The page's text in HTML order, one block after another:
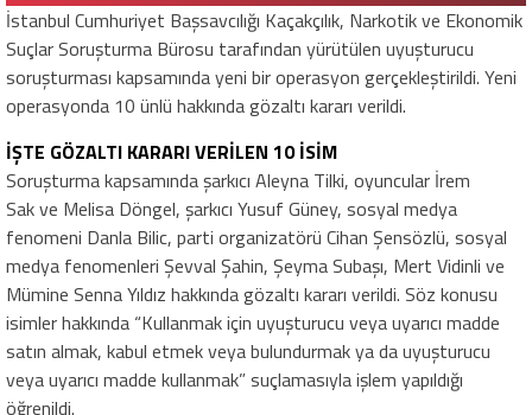
İstanbul Cumhuriyet Başsavcılığı Kaçakçılık, Narkotik ve Ekonomik
Suçlar Soruşturma Bürosu tarafından yürütülen uyuşturucu
soruşturması kapsamında yeni bir operasyon gerçekleştirildi. Yeni
operasyonda 10 ünlü hakkında gözaltı kararı verildi.
İŞTE GÖZALTI KARARI VERİLEN 10 İSİM
Soruşturma kapsamında şarkıcı Aleyna Tilki, oyuncular İrem
Sak ve Melisa Döngel, şarkıcı Yusuf Güney, sosyal medya
fenomeni Danla Bilic, parti organizatörü Cihan Şensözlü, sosyal
medya fenomenleri Şevval Şahin, Şeyma Subaşı, Mert Vidinli ve
Mümine Senna Yıldız hakkında gözaltı kararı verildi. Söz konusu
isimler hakkında “Kullanmak için uyuşturucu veya uyarıcı madde
satın almak, kabul etmek veya bulundurmak ya da uyuşturucu
veya uyarıcı madde kullanmak” suçlamasıyla işlem yapıldığı
öğrenildi.